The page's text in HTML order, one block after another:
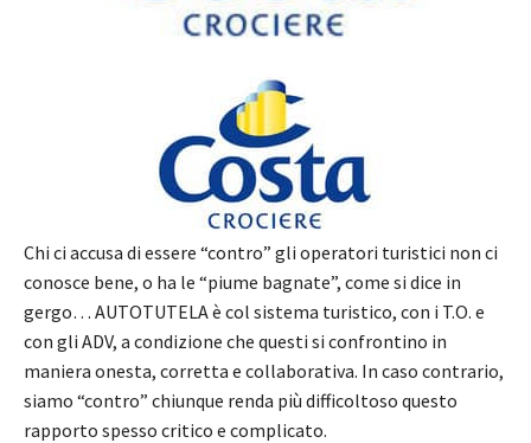
Chi ci accusa di essere “contro” gli operatori turistici non ci
conosce bene, o ha le “piume bagnate”, come si dice in
gergo… AUTOTUTELA è col sistema turistico, con i T.O. e
con gli ADV, a condizione che questi si confrontino in
maniera onesta, corretta e collaborativa. In caso contrario,
siamo “contro” chiunque renda più difficoltoso questo
rapporto spesso critico e complicato.